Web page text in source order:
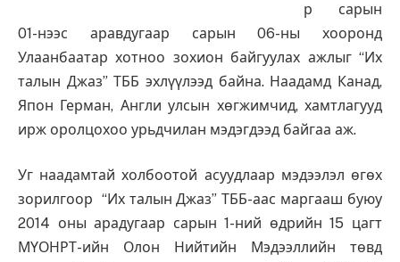
р сарын
01-нээс аравдугаар сарын 06-ны хооронд
Улаанбаатар хотноо зохион байгуулах ажлыг “Их
талын Джаз” ТББ эхлүүлээд байна. Наадамд Канад,
Япон Герман, Англи улсын хөгжимчид, хамтлагууд
ирж оролцохоо урьдчилан мэдэгдээд байгаа аж.
Уг наадамтай холбоотой асуудлаар мэдээлэл өгөх
зорилгоор “Их талын Джаз” ТББ-аас маргааш буюу
2014 оны арадугаар сарын 1-ний өдрийн 15 цагт
МҮОНРТ-ийн Олон Нийтийн Мэдээллийн төвд